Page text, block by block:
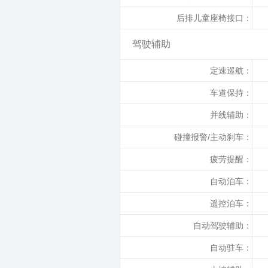
后排儿童座椅接口：
驾驶辅助
定速巡航：
车道保持：
并线辅助：
碰撞报警/主动刹车：
疲劳提醒：
自动泊车：
遥控泊车：
自动驾驶辅助：
自动驻车：